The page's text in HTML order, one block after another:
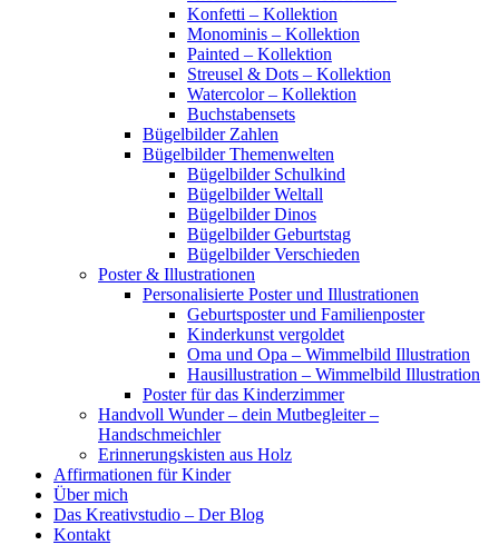
Konfetti – Kollektion
Monominis – Kollektion
Painted – Kollektion
Streusel & Dots – Kollektion
Watercolor – Kollektion
Buchstabensets
Bügelbilder Zahlen
Bügelbilder Themenwelten
Bügelbilder Schulkind
Bügelbilder Weltall
Bügelbilder Dinos
Bügelbilder Geburtstag
Bügelbilder Verschieden
Poster & Illustrationen
Personalisierte Poster und Illustrationen
Geburtsposter und Familienposter
Kinderkunst vergoldet
Oma und Opa – Wimmelbild Illustration
Hausillustration – Wimmelbild Illustration
Poster für das Kinderzimmer
Handvoll Wunder – dein Mutbegleiter –
Handschmeichler
Erinnerungskisten aus Holz
Affirmationen für Kinder
Über mich
Das Kreativstudio – Der Blog
Kontakt